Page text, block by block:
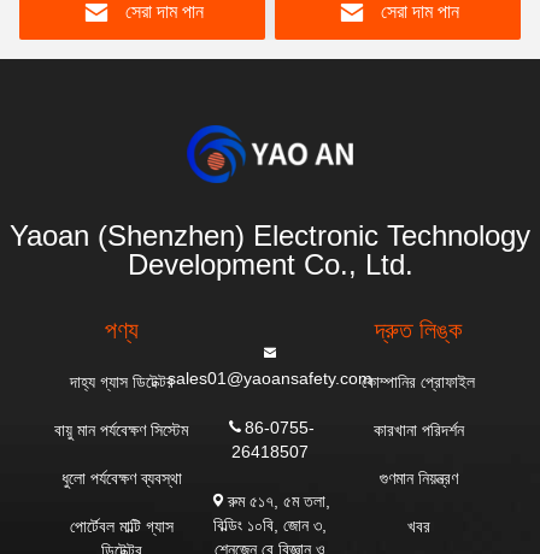
সেরা দাম পান
সেরা দাম পান
Yaoan (Shenzhen) Electronic Technology
Development Co., Ltd.
পণ্য
দাহ্য গ্যাস ডিটেক্টর
বায়ু মান পর্যবেক্ষণ সিস্টেম
ধুলো পর্যবেক্ষণ ব্যবস্থা
পোর্টেবল মাল্টি গ্যাস
sales01@yaoansafety.com
86-0755-
26418507
রুম ৫১৭, ৫ম তলা,
বিল্ডিং ১০বি, জোন ৩,
শেনজেন বে বিজ্ঞান ও
দ্রুত লিঙ্ক
কোম্পানির প্রোফাইল
কারখানা পরিদর্শন
গুণমান নিয়ন্ত্রণ
খবর